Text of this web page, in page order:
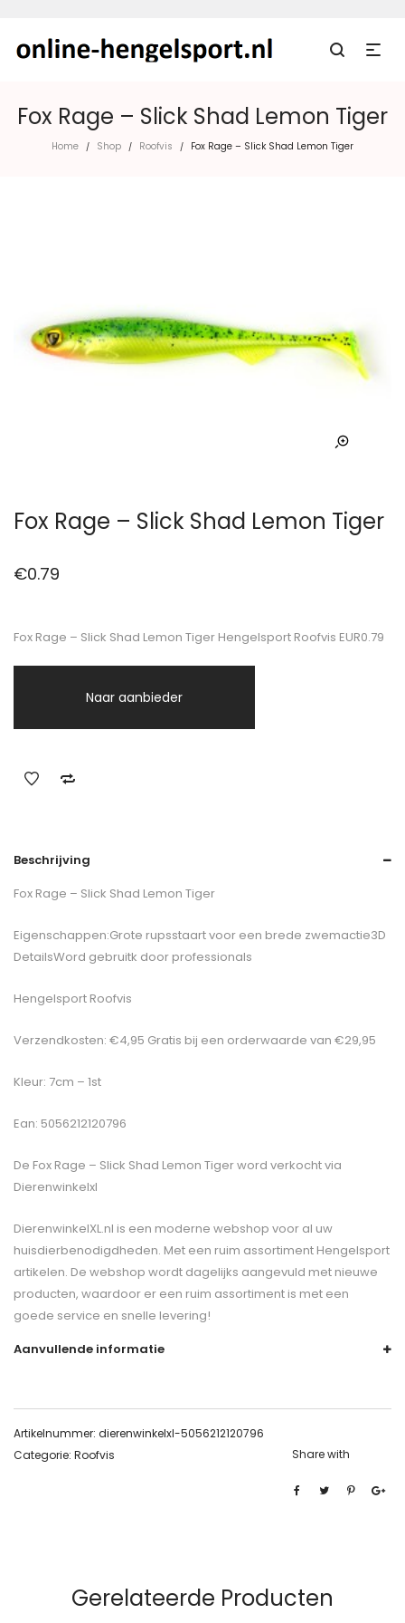
Fox Rage – Slick Shad Lemon Tiger
Home / Shop / Roofvis / Fox Rage – Slick Shad Lemon Tiger
Fox Rage – Slick Shad Lemon Tiger
€0.79
Fox Rage – Slick Shad Lemon Tiger Hengelsport Roofvis EUR0.79
Naar aanbieder
Beschrijving
Fox Rage – Slick Shad Lemon Tiger
Eigenschappen:Grote rupsstaart voor een brede zwemactie3D
DetailsWord gebruitk door professionals
Hengelsport Roofvis
Verzendkosten: €4,95 Gratis bij een orderwaarde van €29,95
Kleur: 7cm – 1st
Ean: 5056212120796
De Fox Rage – Slick Shad Lemon Tigerword verkocht via
Dierenwinkelxl
DierenwinkelXL.nl is een moderne webshop voor al uw
huisdierbenodigdheden. Met een ruim assortiment Hengelsport
artikelen. De webshop wordt dagelijks aangevuld met nieuwe
producten, waardoor er een ruim assortiment is met een
goede service en snelle levering!
Aanvullende informatie
Artikelnummer: dierenwinkelxl-5056212120796
Categorie: Roofvis Share with
Gerelateerde Producten